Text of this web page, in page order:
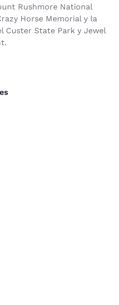
Rushmore National
Horse Memorial y la
Custer State Park y Jewel